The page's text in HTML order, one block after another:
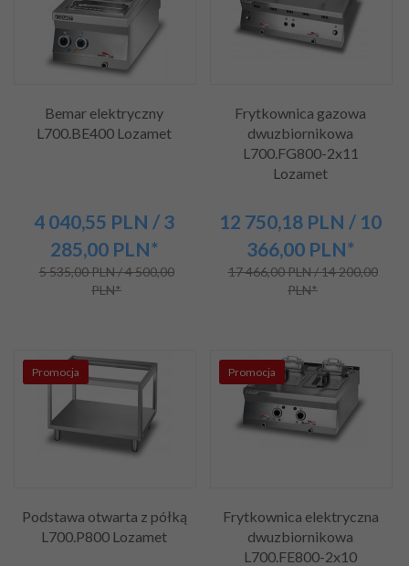
Bemar elektryczny
L700.BE400 Lozamet
4 040,55 PLN / 3
285,00 PLN*
5 535,00 PLN / 4 500,00
PLN*
Frytkownica gazowa
dwuzbiornikowa
L700.FG800-2x11
Lozamet
12 750,18 PLN / 10
366,00 PLN*
17 466,00 PLN / 14 200,00
PLN*
Promocja
Podstawa otwarta z półką
L700.P800 Lozamet
Promocja
Frytkownica elektryczna
dwuzbiornikowa
L700.FE800-2x10